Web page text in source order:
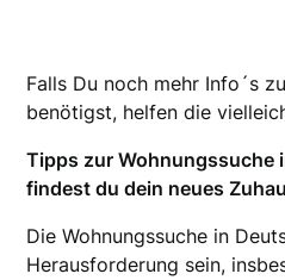
Falls Du noch mehr Info´s
benötigst, helfen die
Tipps zur Wohnungssuche
findest du dein neues
Die Wohnungssuche in
Herausforderung sein,